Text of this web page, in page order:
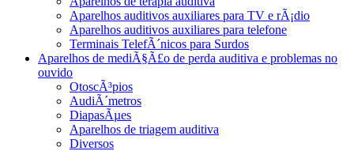
Aparelhos auditivos auxiliares para TV e rÃ¡dio
Aparelhos auditivos auxiliares para telefone
Terminais TelefÃ´nicos para Surdos
Aparelhos de mediÃ§Ã£o de perda auditiva e problemas no
ouvido
OtoscÃ³pios
AudiÃ´metros
DiapasÃµes
Aparelhos de triagem auditiva
Diversos